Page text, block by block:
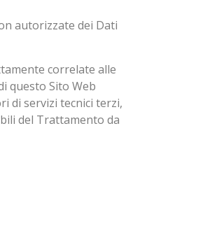
autorizzate dei Dati
correlate alle
questo Sito Web
di servizi tecnici terzi,
del Trattamento da